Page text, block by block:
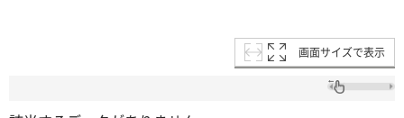
画面サイズで表示